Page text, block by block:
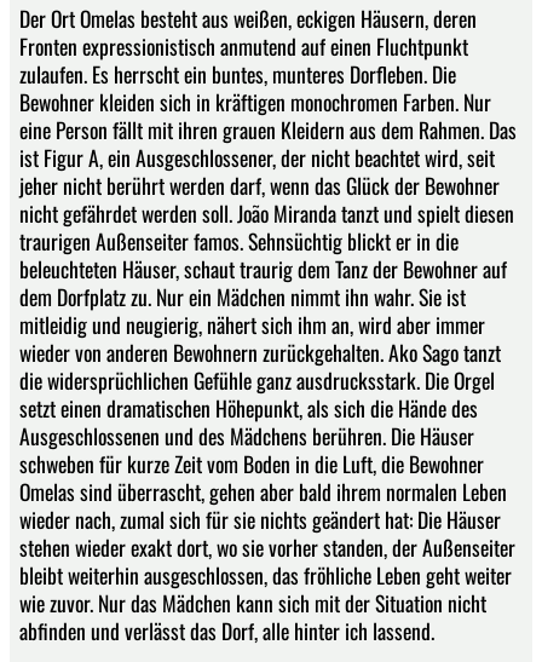
Der Ort Omelas besteht ausweißen, eckigen Häusern, deren
Fronten expressionistisch anmutend auf einen Fluchtpunkt
zulaufen. Es herrscht ein buntes, munteres Dorfleben. Die
Bewohner kleiden sich in kräftigen monochromen Farben. Nur
eine Person fällt mit ihren grauen Kleidern aus dem Rahmen. Das
ist Figur A, ein Ausgeschlossener, der nicht beachtet wird, seit
jeher nicht berührt werden darf, wenn das Glück der Bewohner
nicht gefährdet werden soll. João Miranda tanzt und spielt diesen
traurigen Außenseiter famos. Sehnsüchtig blickt er in die
beleuchteten Häuser, schaut traurig dem Tanz der Bewohner auf
dem Dorfplatz zu. Nur ein Mädchen nimmt ihn wahr. Sie ist
mitleidig und neugierig, nähert sich ihm an, wird aber immer
wieder von anderen Bewohnern zurückgehalten. Ako Sago tanzt
die widersprüchlichen Gefühle ganz ausdrucksstark. Die Orgel
setzt einen dramatischen Höhepunkt, als sich die Hände des
Ausgeschlossenen und des Mädchens berühren. Die Häuser
schweben für kurze Zeit vom Boden in die Luft, die Bewohner
Omelas sind überrascht, gehen aber bald ihrem normalen Leben
wieder nach, zumal sich für sie nichts geändert hat: Die Häuser
stehen wieder exakt dort, wo sie vorher standen, der Außenseiter
bleibt weiterhin ausgeschlossen, das fröhliche Leben geht weiter
wie zuvor. Nur das Mädchen kann sich mit der Situation nicht
abfinden und verlässt das Dorf, alle hinter ich lassend.